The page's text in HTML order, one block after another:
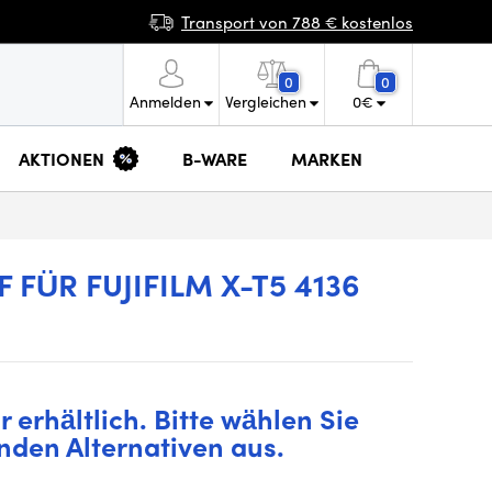
Transport von 788 € kostenlos
Anmelden
0
Vergleichen
0
0€
AKTIONEN B-WARE MARKEN
FÜR FUJIFILM X-T5 4136
erhältlich. Bitte wählen Sie
Alternativen aus.